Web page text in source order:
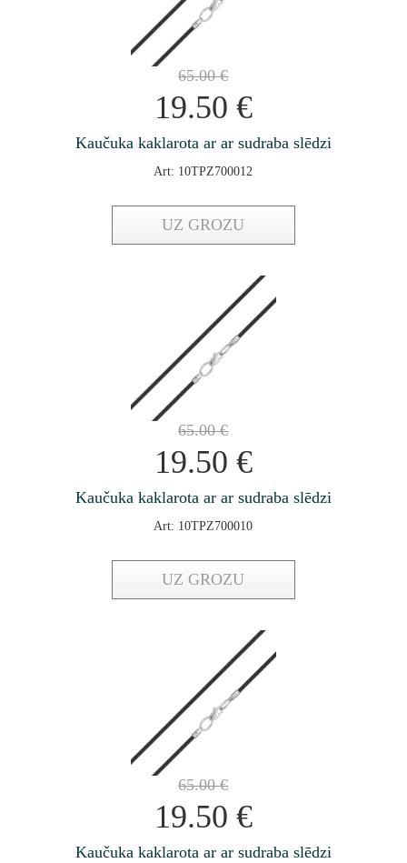
65.00€
19.50 €
Kaučuka kaklarota ar ar sudraba slēdzi
Art: 10TPZ700012
UZ GROZU
65.00€
19.50 €
Kaučuka kaklarota ar ar sudraba slēdzi
Art: 10TPZ700010
UZ GROZU
65.00€
19.50 €
Kaučuka kaklarota ar ar sudraba slēdzi